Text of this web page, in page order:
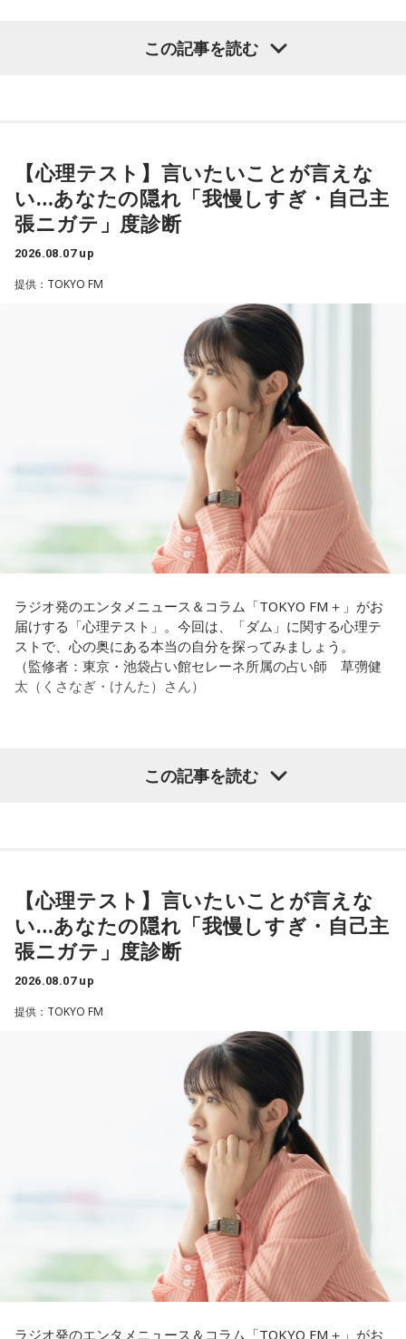
「あ、自分もバンドできるんだ」みたいな、そういうときの
ワクワク感のようなものが、いろんな不安や葛藤を飛び越え
ちゃうみたいな、そういうバイタリティのある曲だなと思い
ます。歌詞は自分と向き合っている部分も結構あるんですけ
ど、音像がかなり爽やかなので、そういうものを飛び越えて
次回8月8日（土）の放送は、シンガーソングライター・バー
チャルYouTuberのぼっちぼろまるさんをゲストに迎えてお届
----------------------------------------------------
この日の放送をradikoタイムフリーで聴く
※放送エリア外の方は、プレミアム会員の登録でご利用いた
----------------------------------------------------
番組名：JA全農 COUNTDOWN JAPAN
放送エリア：TOKYO FMをはじめとする、JFN全国38局ネッ
パーソナリティ：遠山大輔（グランジ）、潮紗理菜
番組Webサイト：https://www.tfm.co.jp/countdownjapan/
番組公式X：@JA_CDJ
てすごく大事なんですよね。だから、よりスピリチュアルを
発揮したいと思う場合には、フィジカルをとても大切にする
性を語ります。
江原：やっぱり、集中力が欠けちゃうしね。だからご飯を食
べて、新しいお家を建てればまたよく寝られたりすると思う
けれど、そういう風な自分自身のメンテナンスというか、そ
れを大事にして、コンディションを常に最高に整えるという
ことであれば、もしかしたら悩んでいた時期は体調が不安定
ところが、何かふと不安になっちゃったりするでしょう。
例えば、小さいお子さんがいるときって、やっぱり楽しいけ
れど身体がついていけないときって、ちょっと子育てが憂鬱
になったりする時って出ちゃうじゃないですか。子どもの元
気な「キャー！」というのも、元気なときには「もう！」と
いうくらいで済むけれど、頭が痛いときはキツイもんね。そ
自分の体力、コンディション。「元気」の「気」は中がお米
（氣）だから、しっかり食べて、元気をつけていってくださ
い。それも、仕事のうちです。
●江原啓之 今夜の格言
「フィジカルはスピリチュアルの基本です」
放送日時：TOKYO FM／FM 大阪 毎週日曜 22:00～22:25、エ
フエム山陰 毎週土曜 12:30～12:55
れることがあります。病気だからと割り切って仕事に就いて
いるのですが、心が疲れてきています。私生活は充実してお
り、夫と新しく家を建てるためにも仕事は辞められません。
仕事がつらいからこそ私生活が充実する、幸せになるぞとい
の心持ちについてアドバイスをいただけないでしょうか？
――患者からの暴言や暴力に心が折れそうになりながらも、
過酷な現場で奮闘する看護師の相談に対し、江原は「意外な
ことを申し上げるようだけれど……」と前置きした上で、具体
的なアドバイスを提示しました。
江原：私はね、ちょっと意外なことを申し上げるようだけれ
ど、「体力」だと思います。やっぱり、ちゃんと食べて、よ
く寝る。で、やっぱり看護師さんって不規則でしょう？ 夜勤
とかね。いろいろとシフトがあるから、身体のコンディショ
ンを持っていくのがとっても大変だと思うの。
これ、ばかにならなくて、私、いつもフィジカルとスピリチ
と言っているんです。昔から「健全な身体に健全な精神宿
る」って言いますでしょう？
それは、例えばご病気の方とかはダメだとか、そういう風に
差別しているわけではなくてね。私達、コンディションが良
やっぱり、この世に生きている限りは、フィジカルなことっ
原。さらに、日常生活におけるコンディションづくりの重要
性を語ります。
江原：やっぱり、集中力が欠けちゃうしね。だからご飯を食
べて、新しいお家を建てればまたよく寝られたりすると思う
れを大事にして、コンディションを常に最高に整えるという
ことであれば、もしかしたら悩んでいた時期は体調が不安定
だったかもしれない。だって、普段だったら前向きにいける
ところが、何かふと不安になっちゃったりするでしょう。
例えば、小さいお子さんがいるときって、やっぱり楽しいけ
れど身体がついていけないときって、ちょっと子育てが憂鬱
になったりする時って出ちゃうじゃないですか。子どもの元
気な「キャー！」というのも、元気なときには「もう！」と
いうくらいで済むけれど、頭が痛いときはキツイもんね。そ
自分の体力、コンディション。「元気」の「気」は中がお米
（氣）だから、しっかり食べて、元気をつけていってくださ
い。それも、仕事のうちです。
この記事を読む
【心理テスト】言いたいことが言えな
い…あなたの隠れ「我慢しすぎ・自己主
張ニガテ」度診断
2026.08.07 up
提供：TOKYO FM
ラジオ発のエンタメニュース＆コラム「TOKYO FM＋」がお
届けする「心理テスト」。今回は、「ダム」に関する心理テ
ストで、心の奥にある本当の自分を探ってみましょう。
（監修者：東京・池袋占い館セレーネ所属の占い師 草彅健
太（くさなぎ・けんた）さん）
山奥の大きなダムを見学しているあなた。
さて、あなたが気になったのはどんなことですか？
次の中から近いものを1つ選んでください。
1． 水がこぼれてしまうことはないのか
2． こんなに水は必要なのか
3． ひび割れなど壊れる心配はないか
4． どうやって放水しているのか
この心理テストでわかることは、あなたの「我慢しすぎ・自
ダムの水は「溜め込んだ本音や感情」を暗示しています。ダ
ムの何が気になったかで、あなたがなぜ言いたいことを飲み
込んでしまうのか……その理由と、我慢の深さがわかります。
1．こぼれてしまわないか……我慢しすぎ度90％
限界が気になったあなた。本音をギリギリまで溜め込んでい
ませんか。「嫌われるかも」という不安から、言葉を飲み込
み続けてきたのでは。でも、あなたが少し本音を見せても、
大切な人は離れていきません。小さな「イヤ」から、言葉に
この記事を読む
【心理テスト】言いたいことが言えな
い…あなたの隠れ「我慢しすぎ・自己主
張ニガテ」度診断
2026.08.07 up
提供：TOKYO FM
ラジオ発のエンタメニュース＆コラム「TOKYO FM＋」がお